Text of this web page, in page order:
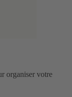
organiser votre